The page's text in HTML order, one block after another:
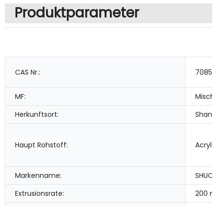
Produktparameter
CAS Nr.:
MF:
Herkunftsort:
Haupt Rohstoff: Acryl
Markenname:
Extrusionsrate:
200